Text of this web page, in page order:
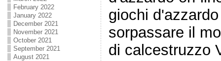
February 2022
January 2022
December 2021
November 2021
October 2021
September 2021
August 2021
giochi
sorpassare il
di calcestruzzo